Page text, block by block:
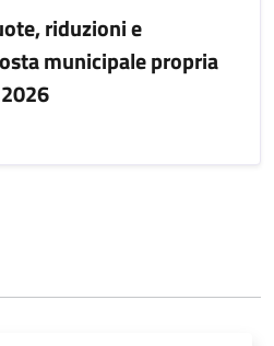
riduzioni e
municipale propria